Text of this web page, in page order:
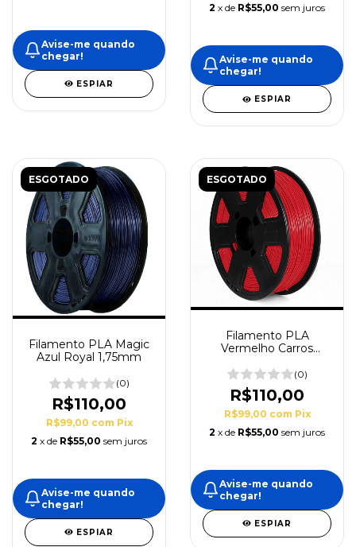
Avise-me quando
chegar!
ESPIAR
2 x de R$55,00 sem juros
Avise-me quando
chegar!
ESPIAR
ESGOTADO
Filamento PLA Magic
Azul Royal 1,75mm
(0)
R$110,00
R$99,00 com Pix
2 x de R$55,00 sem juros
Avise-me quando
chegar!
ESPIAR
ESGOTADO
Filamento PLA
Vermelho Carros
(0)
R$110,00
R$99,00 com Pix
2 x de R$55,00 sem juros
Avise-me quando
chegar!
ESPIAR